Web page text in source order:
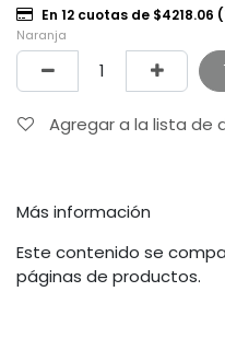
En 12 cuotas de $4218.06
Naranja
Agregar a la lista de
Más información
Este contenido se
páginas de productos.